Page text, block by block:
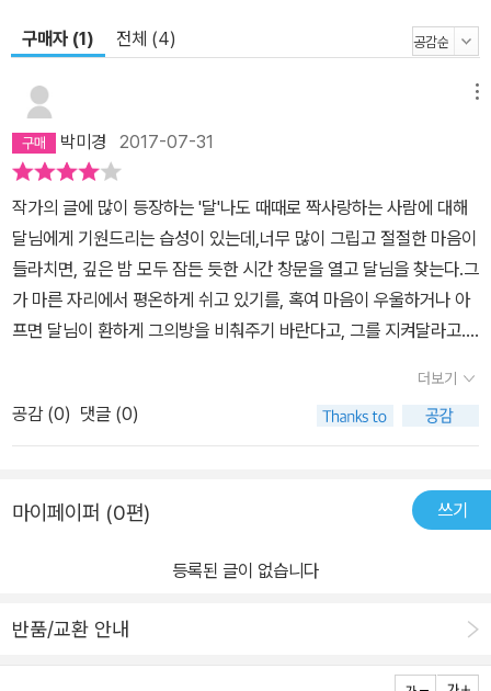
구매자 (1) 전체 (4)
박미경 2017-07-31
작가의 글에 많이 등장하는 '달'나도 때때로 짝사랑하는 사람에 대해
달님에게 기원드리는 습성이 있는데,너무 많이 그립고 절절한 마음이
들라치면, 깊은 밤 모두 잠든 듯한 시간 창문을 열고 달님을 찾는다.그
가 마른 자리에서 평온하게 쉬고 있기를, 혹여 마음이 우울하거나 아
프면 달님이 환하게 그의방을 비춰주기 바란다고, 그를 지켜달라고....
같은 마음...(*^^*)특히나, 좋았던 글 하나! # 안아줘울컥함은 예고없
이 찾아와 너에 대한 그리움이 흐르게 해.예고없이.
더보기
공감 (0) 댓글 (0)
마이페이퍼 (0편) 쓰기
등록된 글이 없습니다
반품/교환 안내